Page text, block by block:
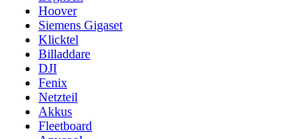
Hoover
Siemens Gigaset
Klicktel
Billaddare
DJI
Fenix
Netzteil
Akkus
Fleetboard